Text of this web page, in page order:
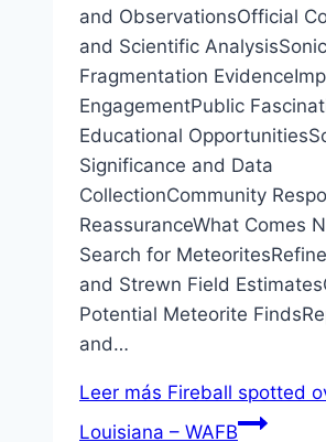
and ObservationsOfficial
and Scientific
Fragmentation
EngagementPublic
Educational
Significance and Data
CollectionCommunity
ReassuranceWhat Comes
Search for
and Strewn Field
Potential Meteorite
and…
Leer más Fireball spotted
Louisiana – WAFB